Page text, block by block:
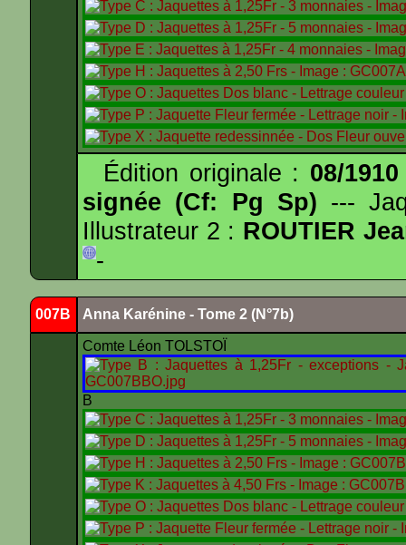
Édition originale : 08/1910
signée (Cf: Pg Sp) ---
Illustrateur 2 : ROUTIER
-
007B Anna Karénine - Tome 2 (N°7b)
Comte Léon TOLSTOÏ
B